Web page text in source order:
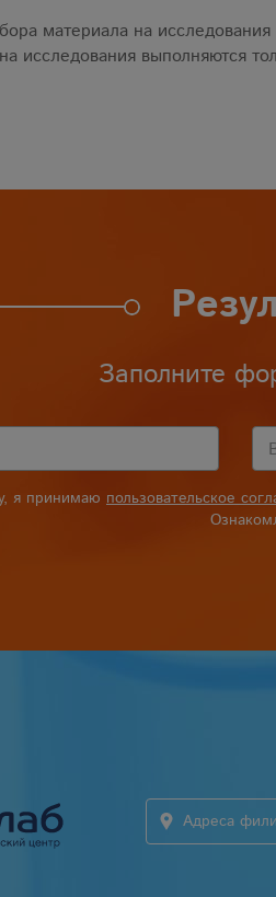
материала на
исследования выполняются
Заполните
я принимаю пользовательское
Адреса